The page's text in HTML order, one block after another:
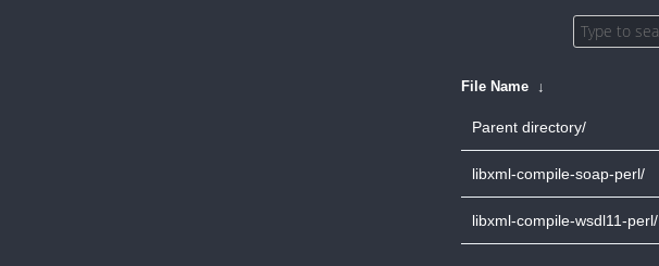
File Name ↓
Parent directory/
libxml-compile-soap-perl/
libxml-compile-wsdl11-perl/